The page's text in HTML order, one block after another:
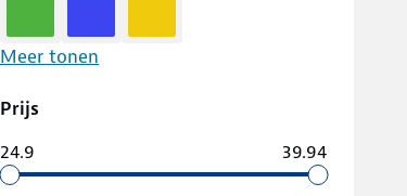
Meer tonen
Prijs
24.9
39.94